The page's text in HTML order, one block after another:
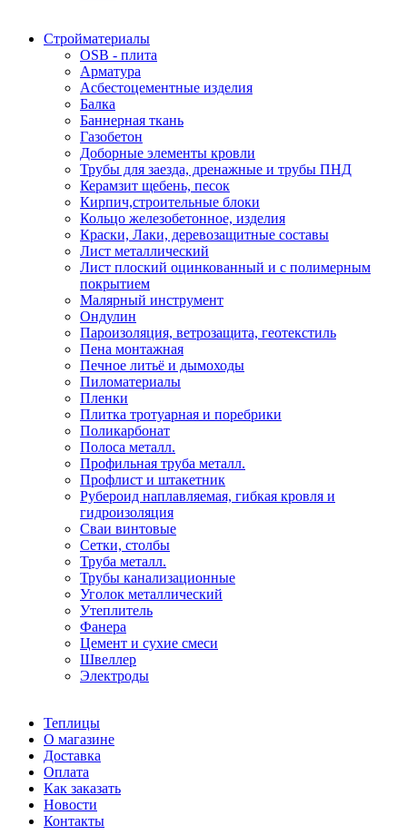
Стройматериалы
OSB - плита
Арматура
Асбестоцементные изделия
Балка
Баннерная ткань
Газобетон
Доборные элементы кровли
Трубы для заезда, дренажные и трубы ПНД
Керамзит щебень, песок
Кирпич,строительные блоки
Кольцо железобетонное, изделия
Краски, Лаки, деревозащитные составы
Лист металлический
Лист плоский оцинкованный и с полимерным
покрытием
Малярный инструмент
Ондулин
Пароизоляция, ветрозащита, геотекстиль
Пена монтажная
Печное литьё и дымоходы
Пиломатериалы
Пленки
Плитка тротуарная и поребрики
Поликарбонат
Полоса металл.
Профильная труба металл.
Профлист и штакетник
Рубероид наплавляемая, гибкая кровля и
гидроизоляция
Сваи винтовые
Сетки, столбы
Труба металл.
Трубы канализационные
Уголок металлический
Утеплитель
Фанера
Цемент и сухие смеси
Швеллер
Электроды
Теплицы
О магазине
Доставка
Оплата
Как заказать
Новости
Контакты